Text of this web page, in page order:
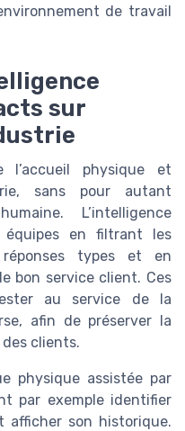
de travail
sur
l’accueil physique et
sans pour autant
L’intelligence
en filtrant les
types et en
bon service client. Ces
au service de la
afin de préserver la
clients.
physique assistée par
par exemple identifier
son historique.